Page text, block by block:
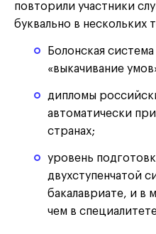
повторили участники
буквально в нескольких
Болонская
«выкачивание
дипломы
автоматически
странах;
уровень
двухступенчатой
бакалавриате, и в
чем в